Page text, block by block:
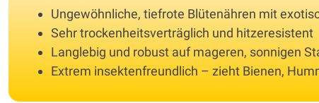
Ungewöhnliche, tiefrote Blütenähren mit
Sehr trockenheitsverträglich und hitzeresistent
Langlebig und robust auf mageren, sonnigen
Extrem insektenfreundlich – zieht Bienen,